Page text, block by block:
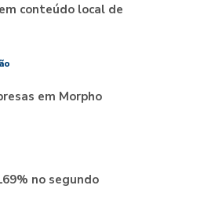
conteúdo local de
em Morpho
no segundo